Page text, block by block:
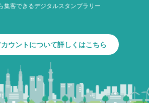
集客できるデジタルスタンプラリー
ウントについて詳しくはこちら